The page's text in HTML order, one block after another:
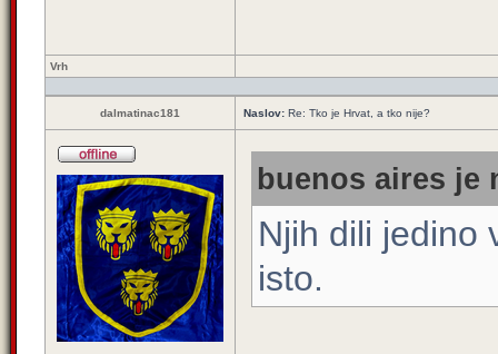
Vrh
dalmatinac181 Naslov: Re: Tko je Hrvat, a tko nije?
buenos aires je
Njih dili jedino
isto.